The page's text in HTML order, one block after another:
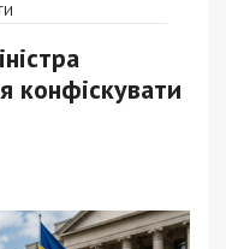
конфіскувати